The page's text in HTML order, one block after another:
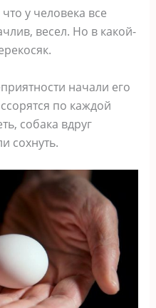
у человека все
весел. Но в какой-
начали его
по каждой
собака вдруг
сохнуть.